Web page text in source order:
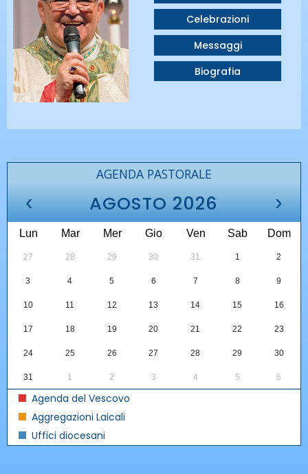
Celebrazioni
Messaggi
Biografia
AGENDA PASTORALE
‹ AGOSTO 2026 ›
Lun Mar Mer Gio Ven Sab Dom
27 28 29 30 31 1 2
3 4 5 6 7 8 9
10 11 12 13 14 15 16
17 18 19 20 21 22 23
24 25 26 27 28 29 30
31 1 2 3 4 5 6
Agenda del Vescovo
Aggregazioni Laicali
Uffici diocesani